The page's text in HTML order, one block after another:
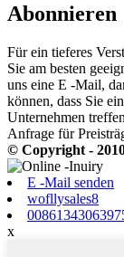
Abonnieren
Für ein tieferes
Sie am besten
uns eine E -Mail,
können, dass Sie
Unternehmen
Anfrage für
© Copyright -
E -Mail senden
wofllysales8
x